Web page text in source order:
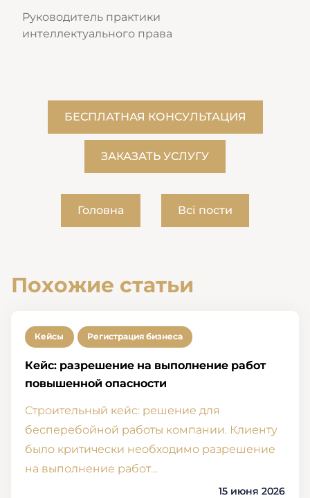
Руководитель практики
интеллектуального права
БЕСПЛАТНАЯ КОНСУЛЬТАЦИЯ
ЗАКАЗАТЬ УСЛУГУ
Головна Всі пости
Похожие статьи
Кейсы Регистрация бизнеса
Кейс: разрешение на выполнение работ
повышенной опасности
Строительный кейс: решение для
бесперебойной работы компании. Клиенту
было критически необходимо разрешение
на выполнение работ…
15 июня 2026